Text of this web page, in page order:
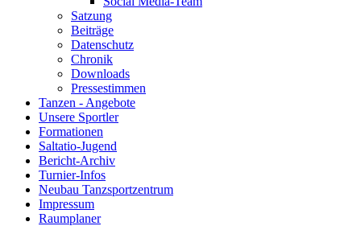
Satzung
Beiträge
Datenschutz
Chronik
Downloads
Pressestimmen
Tanzen - Angebote
Unsere Sportler
Formationen
Saltatio-Jugend
Bericht-Archiv
Turnier-Infos
Neubau Tanzsportzentrum
Impressum
Raumplaner